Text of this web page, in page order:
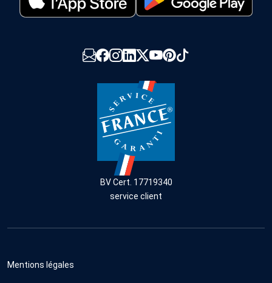
BV Cert. 17719340
service client
Mentions légales